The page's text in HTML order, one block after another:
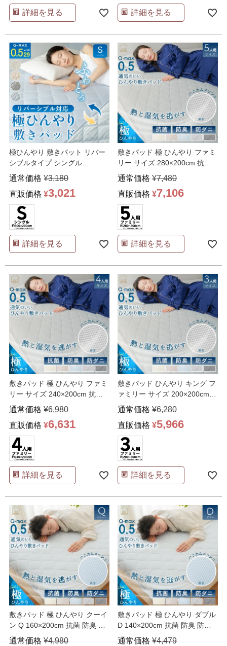
詳細を見る 詳細を見る
極ひんやり 敷きパット リバー
シブルタイプ シングル
100×200cm 吸湿…
通常価格 ¥3,180
直販価格 ¥3,021
詳細を見る
敷きパッド 極 ひんやり ファミ
リー サイズ 280×200cm 抗菌
防臭 防…
通常価格 ¥7,480
直販価格 ¥7,106
詳細を見る
敷きパッド 極 ひんやり ファミ
リー サイズ 240×200cm 抗菌
防臭 防…
通常価格 ¥6,980
直販価格 ¥6,631
詳細を見る
敷きパッド ひんやり キング フ
ァミリー サイズ 200×200cm
240 2…
通常価格 ¥6,280
直販価格 ¥5,966
詳細を見る
敷きパッド 極 ひんやり クーイ
ン Q 160×200cm 抗菌 防臭 防
ダニ …
通常価格 ¥4,980
敷きパッド 極 ひんやり ダブル
D 140×200cm 抗菌 防臭 防ダ
ニ 吸 …
通常価格 ¥4,479